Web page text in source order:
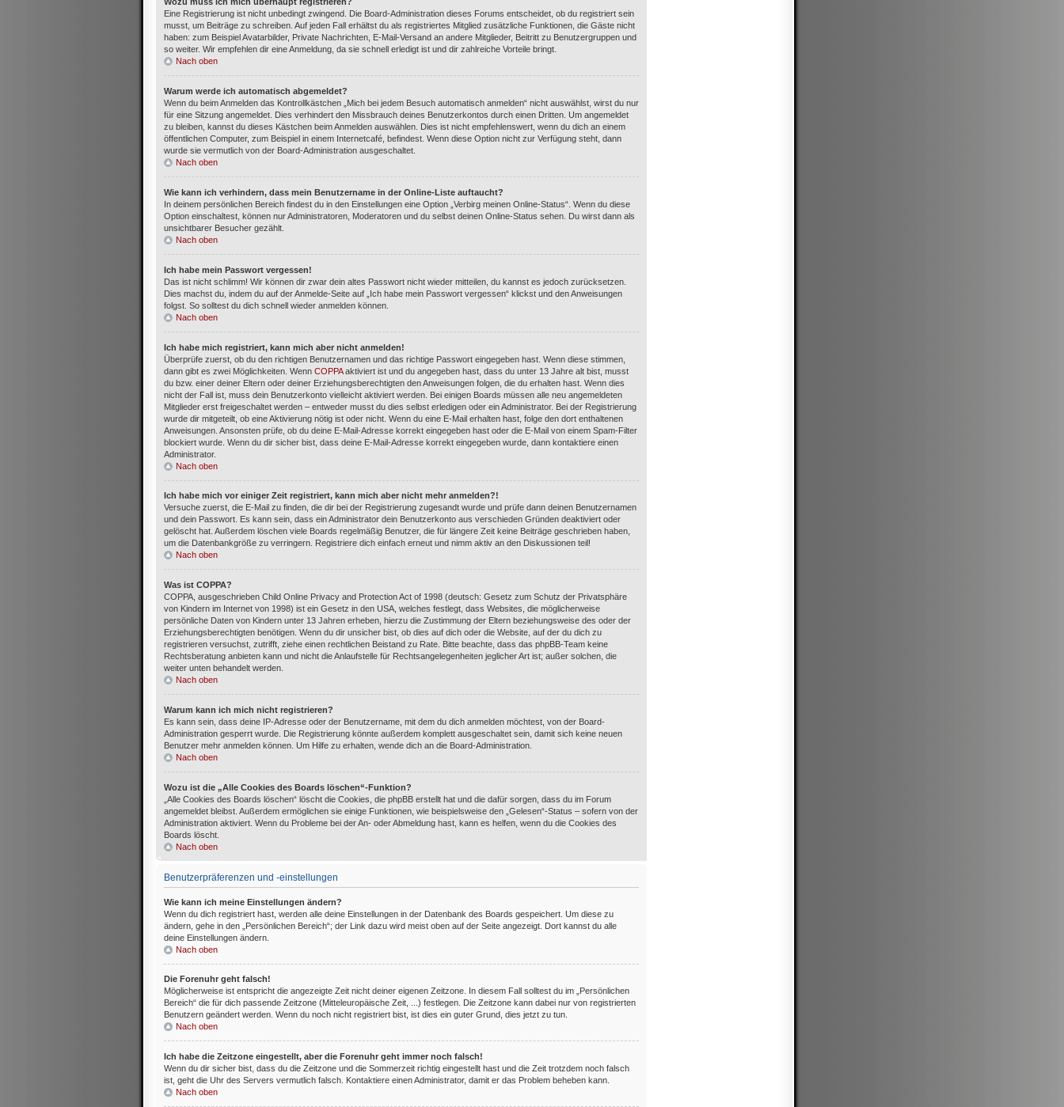
Eine Registrierung ist nicht unbedingt zwingend. Die Board-Administration dieses Forums entscheidet, ob du registriert sein
musst, um Beiträge zu schreiben. Auf jeden Fall erhältst du als registriertes Mitglied zusätzliche Funktionen, die Gäste nicht
haben: zum Beispiel Avatarbilder, Private Nachrichten, E-Mail-Versand an andere Mitglieder, Beitritt zu Benutzergruppen und
so weiter. Wir empfehlen dir eine Anmeldung, da sie schnell erledigt ist und dir zahlreiche Vorteile bringt.
Nach oben
Warum werde ich automatisch abgemeldet?
Wenn du beim Anmelden das Kontrollkästchen „Mich bei jedem Besuch automatisch anmelden“ nicht auswählst, wirst du nur
für eine Sitzung angemeldet. Dies verhindert den Missbrauch deines Benutzerkontos durch einen Dritten. Um angemeldet
zu bleiben, kannst du dieses Kästchen beim Anmelden auswählen. Dies ist nicht empfehlenswert, wenn du dich an einem
öffentlichen Computer, zum Beispiel in einem Internetcafé, befindest. Wenn diese Option nicht zur Verfügung steht, dann
wurde sie vermutlich von der Board-Administration ausgeschaltet.
Nach oben
Wie kann ich verhindern, dass mein Benutzername in der Online-Liste auftaucht?
In deinem persönlichen Bereich findest du in den Einstellungen eine Option „Verbirg meinen Online-Status“. Wenn du diese
Option einschaltest, können nur Administratoren, Moderatoren und du selbst deinen Online-Status sehen. Du wirst dann als
unsichtbarer Besucher gezählt.
Nach oben
Ich habe mein Passwort vergessen!
Das ist nicht schlimm! Wir können dir zwar dein altes Passwort nicht wieder mitteilen, du kannst es jedoch zurücksetzen.
Dies machst du, indem du auf der Anmelde-Seite auf „Ich habe mein Passwort vergessen“ klickst und den Anweisungen
folgst. So solltest du dich schnell wieder anmelden können.
Nach oben
Ich habe mich registriert, kann mich aber nicht anmelden!
Überprüfe zuerst, ob du den richtigen Benutzernamen und das richtige Passwort eingegeben hast. Wenn diese stimmen,
dann gibt es zwei Möglichkeiten. Wenn COPPAaktiviert ist und du angegeben hast, dass du unter 13 Jahre alt bist, musst
du bzw. einer deiner Eltern oder deiner Erziehungsberechtigten den Anweisungen folgen, die du erhalten hast. Wenn dies
nicht der Fall ist, muss dein Benutzerkonto vielleicht aktiviert werden. Bei einigen Boards müssen alle neu angemeldeten
Mitglieder erst freigeschaltet werden – entweder musst du dies selbst erledigen oder ein Administrator. Bei der Registrierung
wurde dir mitgeteilt, ob eine Aktivierung nötig ist oder nicht. Wenn du eine E-Mail erhalten hast, folge den dort enthaltenen
Anweisungen. Ansonsten prüfe, ob du deine E-Mail-Adresse korrekt eingegeben hast oder die E-Mail von einem Spam-Filter
blockiert wurde. Wenn du dir sicher bist, dass deine E-Mail-Adresse korrekt eingegeben wurde, dann kontaktiere einen
Administrator.
Nach oben
Ich habe mich vor einiger Zeit registriert, kann mich aber nicht mehr anmelden?!
Versuche zuerst, die E-Mail zu finden, die dir bei der Registrierung zugesandt wurde und prüfe dann deinen Benutzernamen
und dein Passwort. Es kann sein, dass ein Administrator dein Benutzerkonto aus verschieden Gründen deaktiviert oder
gelöscht hat. Außerdem löschen viele Boards regelmäßig Benutzer, die für längere Zeit keine Beiträge geschrieben haben,
um die Datenbankgröße zu verringern. Registriere dich einfach erneut und nimm aktiv an den Diskussionen teil!
Nach oben
Was ist COPPA?
COPPA, ausgeschrieben Child Online Privacy and Protection Act of 1998 (deutsch: Gesetz zum Schutz der Privatsphäre
von Kindern im Internet von 1998) ist ein Gesetz in den USA, welches festlegt, dass Websites, die möglicherweise
persönliche Daten von Kindern unter 13 Jahren erheben, hierzu die Zustimmung der Eltern beziehungsweise des oder der
Erziehungsberechtigten benötigen. Wenn du dir unsicher bist, ob dies auf dich oder die Website, auf der du dich zu
registrieren versuchst, zutrifft, ziehe einen rechtlichen Beistand zu Rate. Bitte beachte, dass das phpBB-Team keine
Rechtsberatung anbieten kann und nicht die Anlaufstelle für Rechtsangelegenheiten jeglicher Art ist; außer solchen, die
weiter unten behandelt werden.
Nach oben
Warum kann ich mich nicht registrieren?
Es kann sein, dass deine IP-Adresse oder der Benutzername, mit dem du dich anmelden möchtest, von der Board-
Administration gesperrt wurde. Die Registrierung könnte außerdem komplett ausgeschaltet sein, damit sich keine neuen
Benutzer mehr anmelden können. Um Hilfe zu erhalten, wende dich an die Board-Administration.
Nach oben
Wozu ist die „Alle Cookies des Boards löschen“-Funktion?
„Alle Cookies des Boards löschen“ löscht die Cookies, die phpBB erstellt hat und die dafür sorgen, dass du im Forum
angemeldet bleibst. Außerdem ermöglichen sie einige Funktionen, wie beispielsweise den „Gelesen“-Status – sofern von der
Administration aktiviert. Wenn du Probleme bei der An- oder Abmeldung hast, kann es helfen, wenn du die Cookies des
Boards löscht.
Nach oben
Benutzerpräferenzen und -einstellungen
Wie kann ich meine Einstellungen ändern?
Wenn du dich registriert hast, werden alle deine Einstellungen in der Datenbank des Boards gespeichert. Um diese zu
ändern, gehe in den „Persönlichen Bereich“; der Link dazu wird meist oben auf der Seite angezeigt. Dort kannst du alle
deine Einstellungen ändern.
Nach oben
Die Forenuhr geht falsch!
Möglicherweise ist entspricht die angezeigte Zeit nicht deiner eigenen Zeitzone. In diesem Fall solltest du im „Persönlichen
Bereich“ die für dich passende Zeitzone (Mitteleuropäische Zeit, ...) festlegen. Die Zeitzone kann dabei nur von registrierten
Benutzern geändert werden. Wenn du noch nicht registriert bist, ist dies ein guter Grund, dies jetzt zu tun.
Nach oben
Ich habe die Zeitzone eingestellt, aber die Forenuhr geht immer noch falsch!
Wenn du dir sicher bist, dass du die Zeitzone und die Sommerzeit richtig eingestellt hast und die Zeit trotzdem noch falsch
ist, geht die Uhr des Servers vermutlich falsch. Kontaktiere einen Administrator, damit er das Problem beheben kann.
Nach oben